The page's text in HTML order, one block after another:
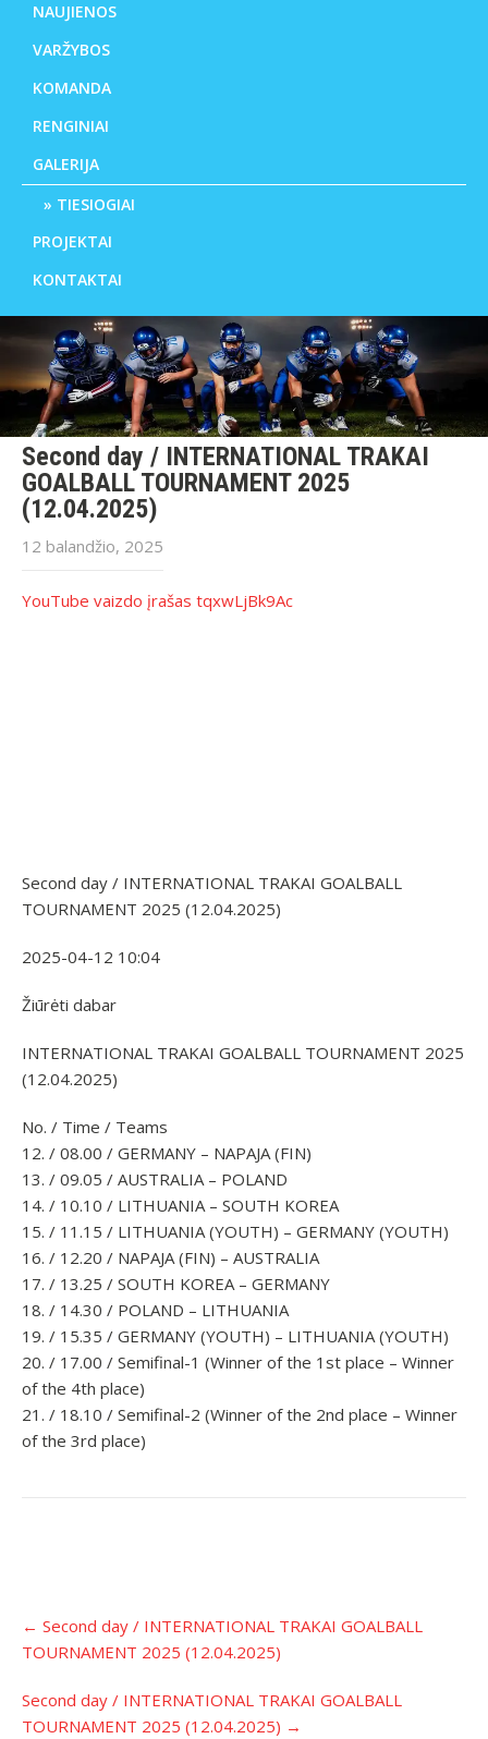
NAUJIENOS
VARŽYBOS
KOMANDA
RENGINIAI
GALERIJA
TIESIOGIAI
PROJEKTAI
KONTAKTAI
Second day / INTERNATIONAL TRAKAI
GOALBALL TOURNAMENT 2025
(12.04.2025)
12 balandžio, 2025
YouTube vaizdo įrašas tqxwLjBk9Ac
Second day / INTERNATIONAL TRAKAI GOALBALL
TOURNAMENT 2025 (12.04.2025)
2025-04-12 10:04
Žiūrėti dabar
INTERNATIONAL TRAKAI GOALBALL TOURNAMENT 2025
(12.04.2025)
No. / Time / Teams
12. / 08.00 / GERMANY – NAPAJA (FIN)
13. / 09.05 / AUSTRALIA – POLAND
14. / 10.10 / LITHUANIA – SOUTH KOREA
15. / 11.15 / LITHUANIA (YOUTH) – GERMANY (YOUTH)
16. / 12.20 / NAPAJA (FIN) – AUSTRALIA
17. / 13.25 / SOUTH KOREA – GERMANY
18. / 14.30 / POLAND – LITHUANIA
19. / 15.35 / GERMANY (YOUTH) – LITHUANIA (YOUTH)
20. / 17.00 / Semifinal-1 (Winner of the 1st place – Winner
of the 4th place)
21. / 18.10 / Semifinal-2 (Winner of the 2nd place – Winner
of the 3rd place)
navigacija
← Second day / INTERNATIONAL TRAKAI GOALBALL
TOURNAMENT 2025 (12.04.2025)
Second day / INTERNATIONAL TRAKAI GOALBALL
TOURNAMENT 2025 (12.04.2025) →